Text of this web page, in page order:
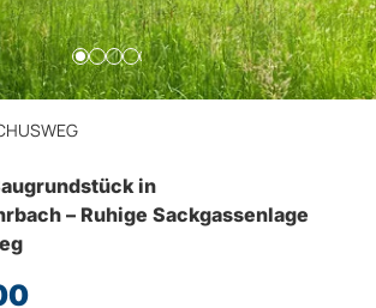
in
– Ruhige Sackgassenlage